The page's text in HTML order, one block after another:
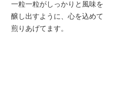
一粒一粒がしっかりと風味を
醸し出すように、心を込めて
煎りあげてます。